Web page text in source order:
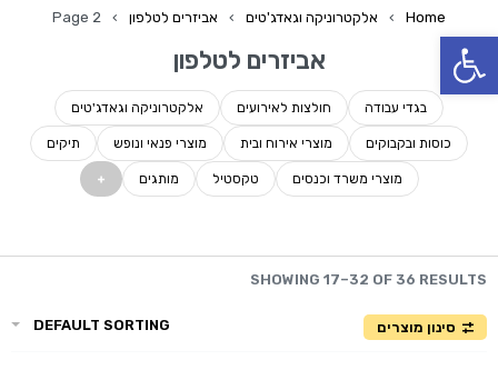
פתח סרגל נגישות
Home
› אלקטרוניקה וגאדג'טים › אביזרים לטלפון ›
Page 2
אביזרים לטלפון
בגדי עבודה חולצות לאירועים אלקטרוניקה וגאדג'טים
כוסות ובקבוקים מוצרי אירוח ובית מוצרי פנאי ונופש תיקים
מוצרי משרד וכנסים טקסטיל מותגים
SHOWING 17–32 OF 36 RESULTS
סינון מוצרים DEFAULT SORTING